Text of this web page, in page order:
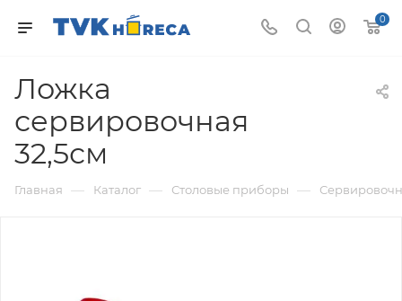
0
Ложка
сервировочная
32,5см
Главная — Каталог — Столовые приборы —